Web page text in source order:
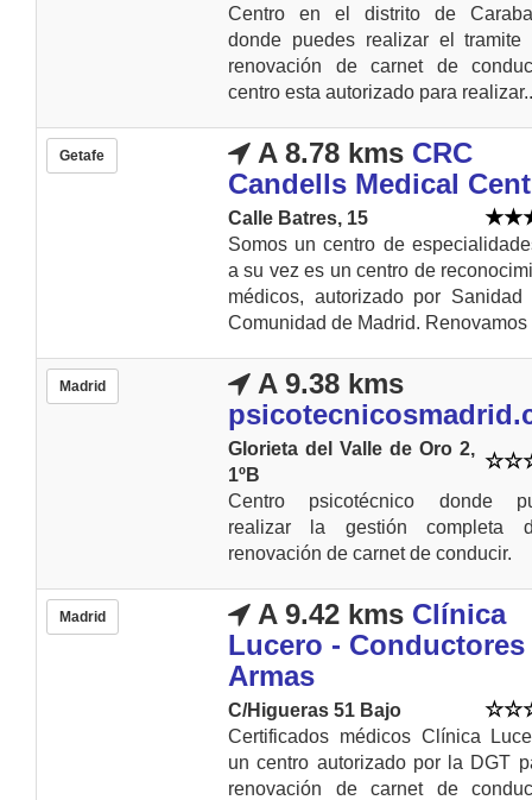
Centro en el distrito de
donde puedes realizar el
renovación de carnet de
centro esta autorizado para
Getafe A 8.78 kms CRC
Candells Medical
Calle Batres, 15
Somos un centro de
a su vez es un centro de
médicos, autorizado por
Comunidad de Madrid. Renovamos
Madrid
A 9.38 kms
Glorieta del Valle de Oro 2,
1ºB
Centro psicotécnico donde
realizar la gestión completa
renovación de carnet de conducir.
Madrid A 9.42 kms Clínica
Lucero - Conductores
Armas
C/Higueras 51 Bajo
Certificados médicos Clínica
un centro autorizado por la DGT
renovación de carnet de